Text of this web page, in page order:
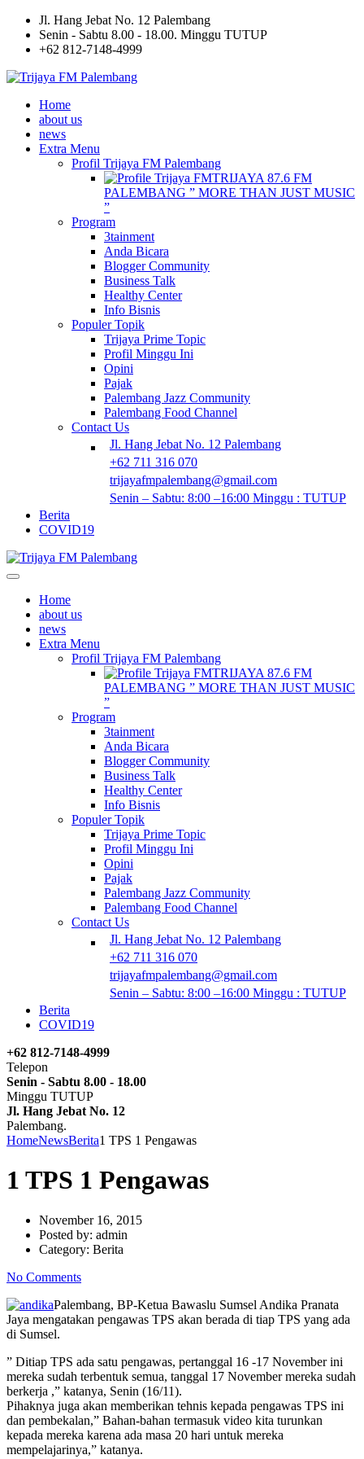
Jl. Hang Jebat No. 12 Palembang
Senin - Sabtu 8.00 - 18.00. Minggu TUTUP
+62 812-7148-4999
Home
about us
news
Extra Menu
Profil Trijaya FM Palembang
TRIJAYA 87.6 FM
PALEMBANG ” MORE THAN JUST MUSIC
”
Program
3tainment
Anda Bicara
Blogger Community
Business Talk
Healthy Center
Info Bisnis
Populer Topik
Trijaya Prime Topic
Profil Minggu Ini
Opini
Pajak
Palembang Jazz Community
Palembang Food Channel
Contact Us
Jl. Hang Jebat No. 12 Palembang
+62 711 316 070
trijayafmpalembang@gmail.com
Senin – Sabtu: 8:00 –16:00 Minggu : TUTUP
Berita
COVID19
Home
about us
news
Extra Menu
Profil Trijaya FM Palembang
TRIJAYA 87.6 FM
PALEMBANG ” MORE THAN JUST MUSIC
”
Program
3tainment
Anda Bicara
Blogger Community
Business Talk
Healthy Center
Info Bisnis
Populer Topik
Trijaya Prime Topic
Profil Minggu Ini
Opini
Pajak
Palembang Jazz Community
Palembang Food Channel
Contact Us
Jl. Hang Jebat No. 12 Palembang
+62 711 316 070
trijayafmpalembang@gmail.com
Senin – Sabtu: 8:00 –16:00 Minggu : TUTUP
Berita
COVID19
+62 812-7148-4999
Telepon
Senin - Sabtu 8.00 - 18.00
Minggu TUTUP
Jl. Hang Jebat No. 12
Palembang.
HomeNewsBerita1 TPS 1 Pengawas
1 TPS 1 Pengawas
November 16, 2015
Posted by: admin
Category: Berita
No Comments
Palembang, BP-Ketua Bawaslu Sumsel Andika Pranata
Jaya mengatakan pengawas TPS akan berada di tiap TPS yang ada
di Sumsel.
” Ditiap TPS ada satu pengawas, pertanggal 16 -17 November ini
mereka sudah terbentuk semua, tanggal 17 November mereka sudah
berkerja ,” katanya, Senin (16/11).
Pihaknya juga akan memberikan tehnis kepada pengawas TPS ini
dan pembekalan,” Bahan-bahan termasuk video kita turunkan
kepada mereka karena ada masa 20 hari untuk mereka
mempelajarinya,” katanya.